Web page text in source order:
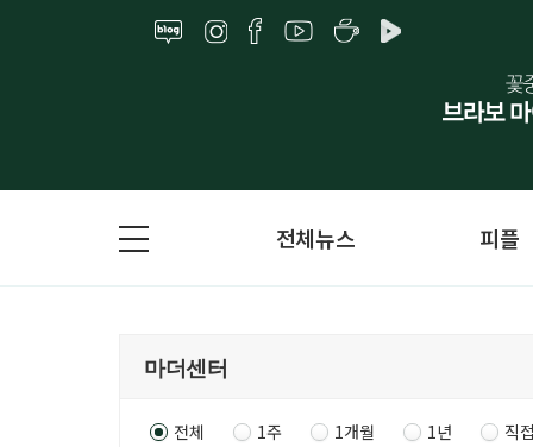
전체뉴스 피플
전체 1주 1개월 1년 직